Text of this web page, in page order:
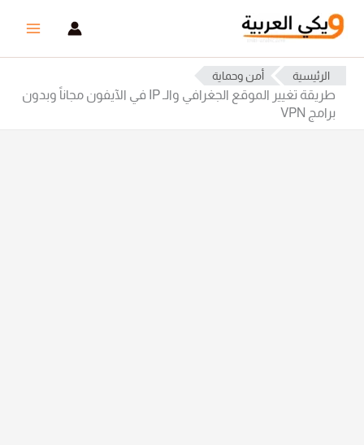
تخطي
المحتوى
الرئيسية أمن وحماية
طريقة تغيير الموقع الجغرافي والـ IP في الآيفون مجاناً وبدون
برامج VPN